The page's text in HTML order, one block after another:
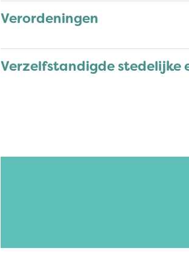
Verordeningen
Verzelfstandigde stedelijke